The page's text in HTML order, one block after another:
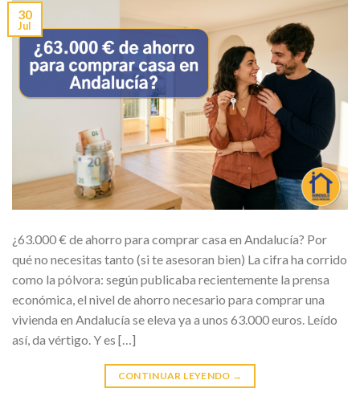
30
Jul
¿63.000 € de ahorro para comprar casa en Andalucía? Por
qué no necesitas tanto (si te asesoran bien) La cifra ha corrido
como la pólvora: según publicaba recientemente la prensa
económica, el nivel de ahorro necesario para comprar una
vivienda en Andalucía se eleva ya a unos 63.000 euros. Leído
así, da vértigo. Y es […]
CONTINUAR LEYENDO →